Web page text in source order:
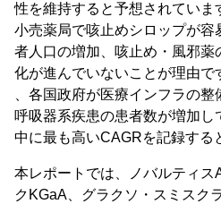
性を維持すると予想されていま
小売薬局で咳止めシロップが容
者人口の増加、咳止め・風邪薬
化が進んでいないことが理由で
、各国政府が医療インフラの整
呼吸器系疾患の患者数が増加し
中に最も高いCAGRを記録する
本レポートでは、ノバルティス
クKGaA、グラクソ・スミスク